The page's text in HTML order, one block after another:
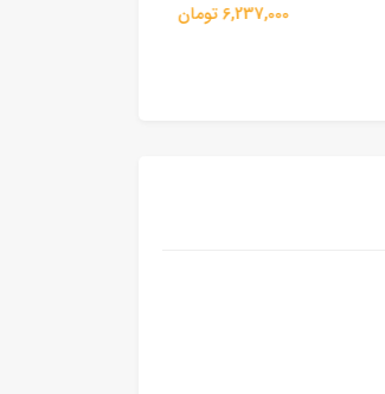
6,237,000 تومان